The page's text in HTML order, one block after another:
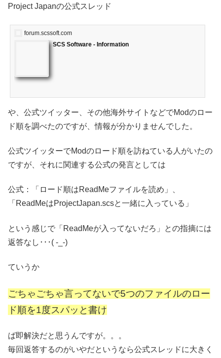
Project Japanの公式スレッド
forum.scssoft.com
SCS Software - Information
や、公式ツイッター、その他海外サイトなどでModのロー
ド順を調べたのですが、情報が分かりませんでした。
公式ツイッターでModのロード順を訪ねている人がいたの
ですが、それに関連する公式の発言としては
公式：「ロード順はReadMeファイルを読め」、
「ReadMeはProjectJapan.scsと一緒に入っている」
という感じで「ReadMeが入ってないだろ」との指摘には
返答なし･･･( -_-)
ていうか
ごちゃごちゃ言ってないで5つのファイルのロー
ド順を1度スパッと書け
ば即解決だと思うんですが。。。
毎回返答するのがいやだというなら公式スレッドに大きく